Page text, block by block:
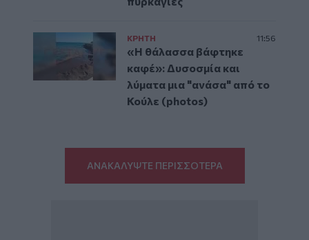
ΚΡΗΤΗ 11:56
«Η θάλασσα βάφτηκε
καφέ»: Δυσοσμία και
λύματα μια "ανάσα" από το
Κούλε (photos)
ΑΝΑΚΑΛΥΨΤΕ ΠΕΡΙΣΣΟΤΕΡΑ